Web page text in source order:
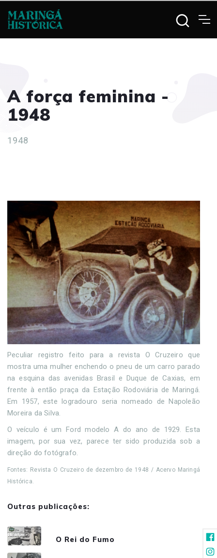
A força feminina -
1948
1948
Peculiar registro feito para a revista O Cruzeiro que
mostra uma mulher enchendo o pneu de um carro parado
na esquina das avenidas Brasil e Duque de Caxias, em
frente à então praça da Estação Rodoviária de Maringá.
Em 1957, este logradouro seria nomeado de Napoleão
Moreira da Silva.
O veículo é um Ford modelo A do ano de 1929. Esta
imagem, por sua vez, parece ter sido produzida sob a
direção do fotógrafo.
Fontes: Revista O Cruzeiro de dezembro de 1948 / Acervo Maringá
Histórica.
Outras publicações:
O Rei do Fumo